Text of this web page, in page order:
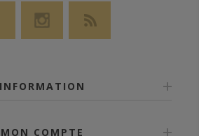
INFORMATION
MON COMPTE